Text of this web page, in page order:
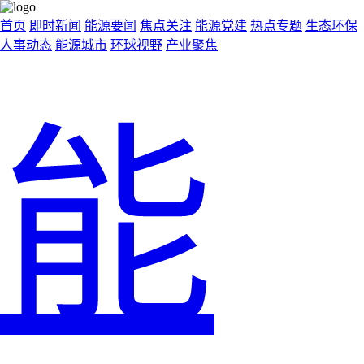
首页 即时新闻 能源要闻 焦点关注 能源党建 热点专题 生态环保
人事动态 能源城市 环球视野 产业聚焦
能